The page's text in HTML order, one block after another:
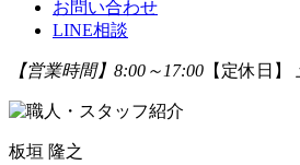
お問い合わせ
LINE相談
【営業時間】8:00～17:00 【定休日】
板垣 隆之